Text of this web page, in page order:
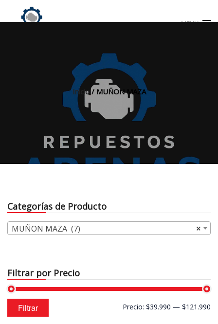
MENU
Inicio / MUÑON MAZA
Categorías de Producto
×
MUÑON MAZA (7)
Filtrar por Precio
Precio
mínimo
Precio
máximo
Filtrar Precio: $39.990 — $121.990